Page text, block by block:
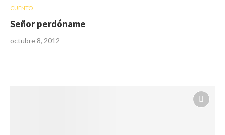
CUENTO
Señor perdóname
octubre 8, 2012